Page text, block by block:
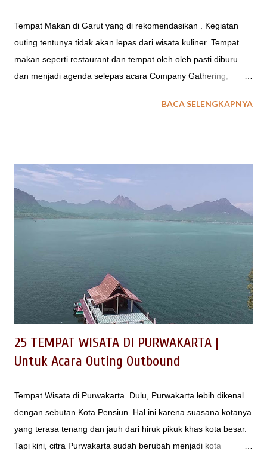
Tempat Makan di Garut yang di rekomendasikan . Kegiatan
outing tentunya tidak akan lepas dari wisata kuliner. Tempat
makan seperti restaurant dan tempat oleh oleh pasti diburu
dan menjadi agenda selepas acara Company Gathering,
tempat makan berupa restaurant atau pondok makan di Garut
Barat yang memiliki tempat wisata menarik. Wisata alamnya
yang beragam juga sepadan dengan wisata kulinernya yang
tak kalah variatif. Makanan cita rasa khas Sunda yang segar
dan nikmat wajib Anda eksplorasi jika berkunjung ke Garut.
memuaskan selera kuliner Anda. Banyaknya kuliner dan
tempat makan di Garut mungkin membuat Anda kebingungan.
Berikut adalah 10 tempat makan ter...
BACA SELENGKAPNYA
25 TEMPAT WISATA DI PURWAKARTA |
Untuk Acara Outing Outbound
Tempat Wisata di Purwakarta. Dulu, Purwakarta lebih dikenal
dengan sebutan Kota Pensiun. Hal ini karena suasana kotanya
yang terasa tenang dan jauh dari hiruk pikuk khas kota besar.
Tapi kini, citra Purwakarta sudah berubah menjadi kota